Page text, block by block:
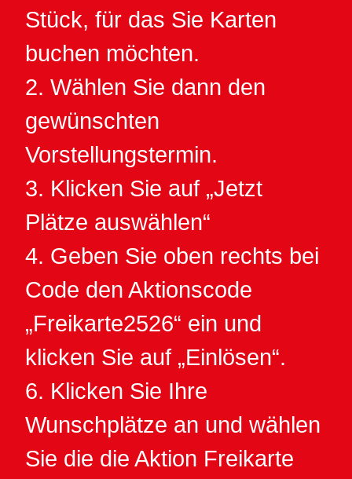
Stück, für das Sie Karten
buchen möchten.
2. Wählen Sie dann den
gewünschten
Vorstellungstermin.
3. Klicken Sie auf „Jetzt
Plätze auswählen“
4. Geben Sie oben rechts bei
Code den Aktionscode
„Freikarte2526“ ein und
klicken Sie auf „Einlösen“.
6. Klicken Sie Ihre
Wunschplätze an und wählen
Sie die die Aktion Freikarte